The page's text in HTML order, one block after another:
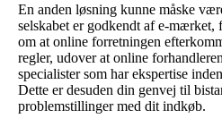
En anden løsning kunne måske
selskabet er godkendt af e-mærket,
om at online forretningen
regler, udover at online
specialister som har ekspertise
Dette er desuden din genvej til
problemstillinger med dit indkøb.